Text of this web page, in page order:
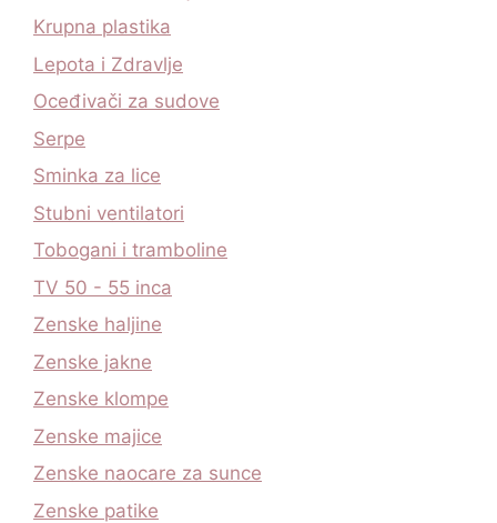
Krupna plastika
Lepota i Zdravlje
Oceđivači za sudove
Serpe
Sminka za lice
Stubni ventilatori
Tobogani i tramboline
TV 50 - 55 inca
Zenske haljine
Zenske jakne
Zenske klompe
Zenske majice
Zenske naocare za sunce
Zenske patike